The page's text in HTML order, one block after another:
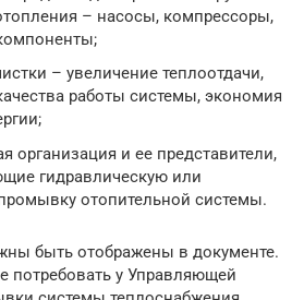
– насосы, компрессоры,
– увеличение теплоотдачи,
работы системы, экономия
организация и ее представители,
гидравлическую или
отопительной системы.
быть отображены в документе.
у Управляющей